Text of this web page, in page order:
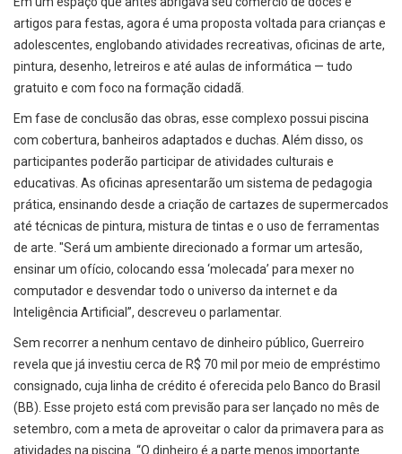
artigos para festas, agora é uma proposta voltada para crianças e
adolescentes, englobando atividades recreativas, oficinas de arte,
pintura, desenho, letreiros e até aulas de informática — tudo
gratuito e com foco na formação cidadã.
Em fase de conclusão das obras, esse complexo possui piscina
com cobertura, banheiros adaptados e duchas. Além disso, os
participantes poderão participar de atividades culturais e
educativas. As oficinas apresentarão um sistema de pedagogia
prática, ensinando desde a criação de cartazes de supermercados
até técnicas de pintura, mistura de tintas e o uso de ferramentas
de arte. "Será um ambiente direcionado a formar um artesão,
ensinar um ofício, colocando essa ‘molecada’ para mexer no
computador e desvendar todo o universo da internet e da
Inteligência Artificial”, descreveu o parlamentar.
Sem recorrer a nenhum centavo de dinheiro público, Guerreiro
revela que já investiu cerca de R$ 70 mil por meio de empréstimo
consignado, cuja linha de crédito é oferecida pelo Banco do Brasil
(BB). Esse projeto está com previsão para ser lançado no mês de
setembro, com a meta de aproveitar o calor da primavera para as
atividades na piscina. “O dinheiro é a parte menos importante